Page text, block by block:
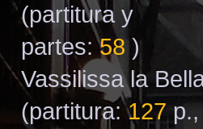
(partitura y
partes:58)
Vassilissa la
(partitura:127 p.,